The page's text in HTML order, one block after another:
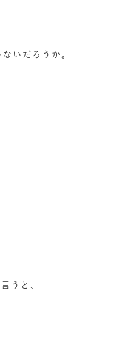
いだろうか。
うと、